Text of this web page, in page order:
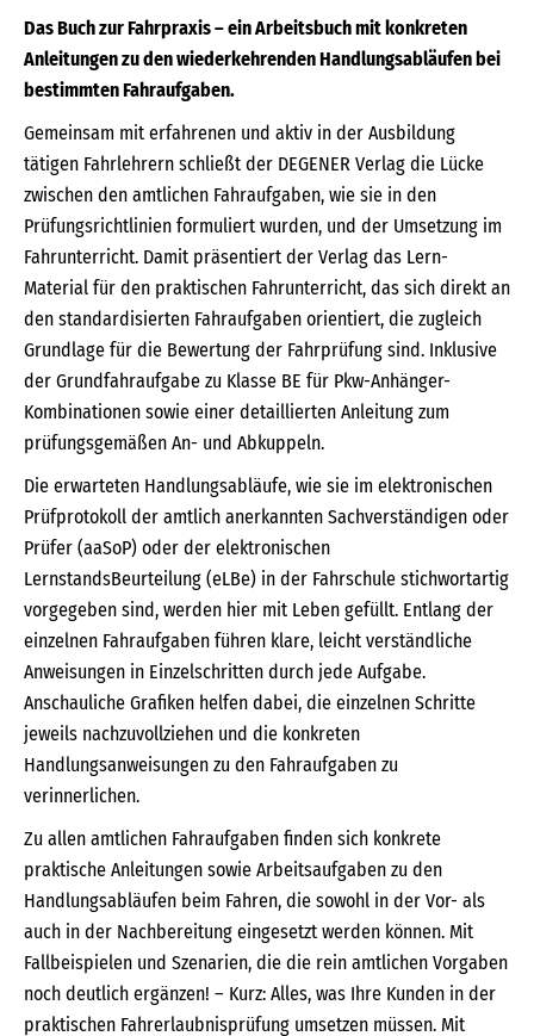
Das Buch zur Fahrpraxis – ein Arbeitsbuch mit konkreten
Anleitungen zu den wiederkehrenden Handlungsabläufen bei
bestimmten Fahraufgaben.
Gemeinsam mit erfahrenen und aktiv in der Ausbildung
tätigen Fahrlehrern schließt der DEGENER Verlag die Lücke
zwischen den amtlichen Fahraufgaben, wie sie in den
Prüfungsrichtlinien formuliert wurden, und der Umsetzung im
Fahrunterricht. Damit präsentiert der Verlag das Lern-
Material für den praktischen Fahrunterricht, das sich direkt an
den standardisierten Fahraufgaben orientiert, die zugleich
Grundlage für die Bewertung der Fahrprüfung sind. Inklusive
der Grundfahraufgabe zu Klasse BE für Pkw-Anhänger-
Kombinationen sowie einer detaillierten Anleitung zum
prüfungsgemäßen An- und Abkuppeln.
Die erwarteten Handlungsabläufe, wie sie im elektronischen
Prüfprotokoll der amtlich anerkannten Sachverständigen oder
Prüfer (aaSoP) oder der elektronischen
LernstandsBeurteilung (eLBe) in der Fahrschule stichwortartig
vorgegeben sind, werden hier mit Leben gefüllt. Entlang der
einzelnen Fahraufgaben führen klare, leicht verständliche
Anweisungen in Einzelschritten durch jede Aufgabe.
Anschauliche Grafiken helfen dabei, die einzelnen Schritte
jeweils nachzuvollziehen und die konkreten
Handlungsanweisungen zu den Fahraufgaben zu
verinnerlichen.
Zu allen amtlichen Fahraufgaben finden sich konkrete
praktische Anleitungen sowie Arbeitsaufgaben zu den
Handlungsabläufen beim Fahren, die sowohl in der Vor- als
auch in der Nachbereitung eingesetzt werden können. Mit
Fallbeispielen und Szenarien, die die rein amtlichen Vorgaben
noch deutlich ergänzen! – Kurz: Alles, was Ihre Kunden in der
praktischen Fahrerlaubnisprüfung umsetzen müssen. Mit